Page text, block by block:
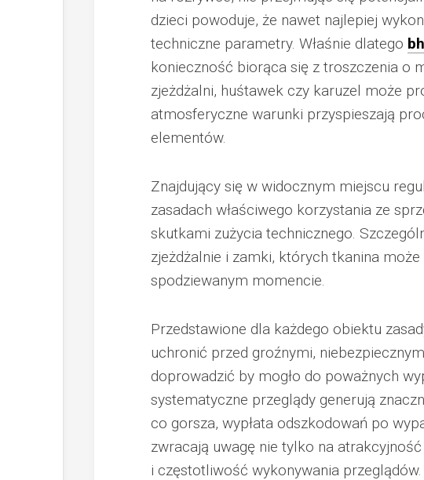
dzieci powoduje, że nawet najlepiej
techniczne parametry. Właśnie dlatego
konieczność biorąca się z troszczenia o
zjeżdżalni, huśtawek czy karuzel może
atmosferyczne warunki przyspieszają
elementów.
Znajdujący się w widocznym miejscu
zasadach właściwego korzystania ze
skutkami zużycia technicznego.
zjeżdżalnie i zamki, których tkanina
spodziewanym momencie.
Przedstawione dla każdego obiektu
uchronić przed groźnymi,
doprowadzić by mogło do poważnych
systematyczne przeglądy generują
co gorsza, wypłata odszkodowań po
zwracają uwagę nie tylko na
i częstotliwość wykonywania przeglądów.